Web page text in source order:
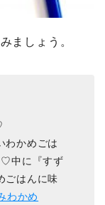
ましょう。
わかめごは
♡中に『すず
ごはんに味
わかめ